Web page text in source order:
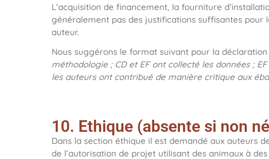
L’acquisition de financement, la fourniture
généralement pas des justifications suffisantes
auteur.
Nous suggérons le format suivant pour la
méthodologie ; CD et EF ont collecté les données ;
les auteurs ont contribué de manière critique aux
10. Ethique (absente si non
Dans la section éthique il est demandé aux auteurs
de l’autorisation de projet utilisant des animaux à